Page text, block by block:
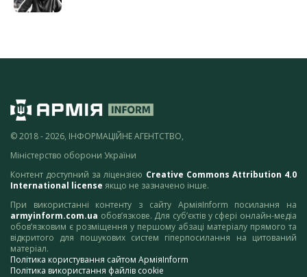
© 2018 - 2026, ІНФОРМАЦІЙНЕ АГЕНТСТВО,
Міністерство оборони України
Контент доступний за ліцензією Creative Commons Attribution 4.0
International license якщо не зазначено інше.
При використанні контенту з сайту АрміяInform посилання на
armyinform.com.ua обов’язкове. Для суб’єктів у сфері онлайн-медіа
обов’язковим є розміщення у першому абзаці матеріалу прямого та
відкритого для пошукових систем гіперпосилання на цитований
матеріал.
Політика користування сайтом АрміяInform
Політика використання файлів cookie